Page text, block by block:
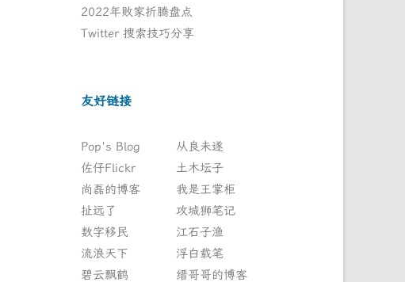
2022年败家折腾盘点
Twitter 搜索技巧分享
友好链接
Pop's Blog
从良未遂
佐仔Flickr
土木坛子
尚磊的博客
我是王掌柜
扯远了
攻城狮笔记
数字移民
江石子渔
流浪天下
浮白载笔
碧云飘鹤
缙哥哥的博客